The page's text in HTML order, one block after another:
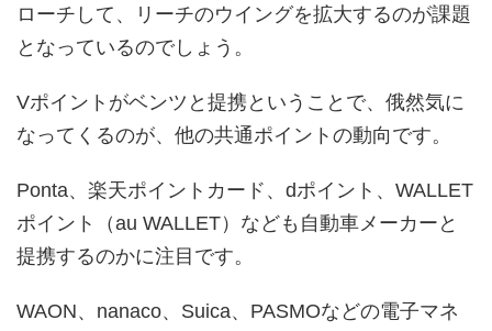
ローチして、リーチのウイングを拡大するのが課題
となっているのでしょう。
Vポイントがベンツと提携ということで、俄然気に
なってくるのが、他の共通ポイントの動向です。
Ponta、楽天ポイントカード、dポイント、WALLET
ポイント（au WALLET）なども自動車メーカーと
提携するのかに注目です。
WAON、nanaco、Suica、PASMOなどの電子マネ